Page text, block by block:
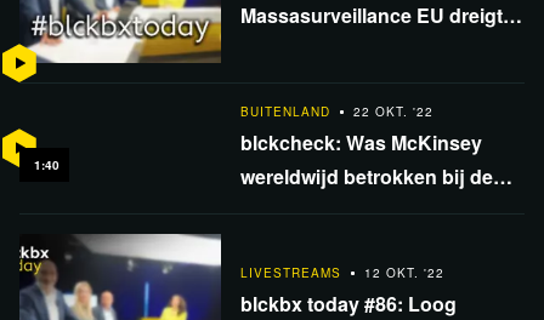
Massasurveillance EU dreigt |
1:40
BUITENLAND 22 OKT. '22
blckcheck: Was McKinsey
wereldwijd betrokken bij de
LIVESTREAMS 12 OKT. '22
blckbx today #86: Loog